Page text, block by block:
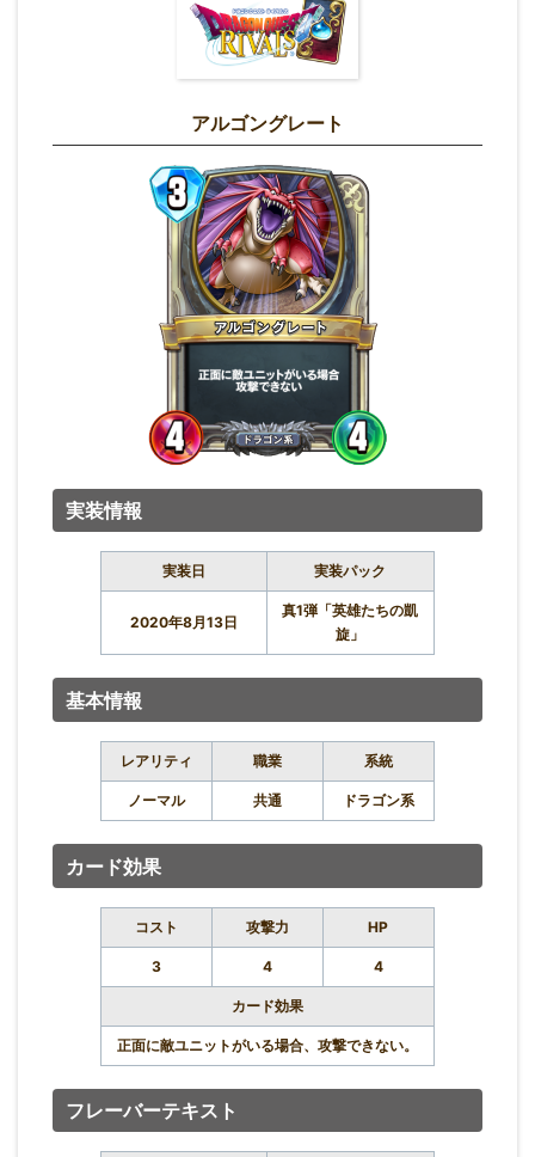
アルゴングレート
実装情報
実装日 実装パック
2020年8月13日
真1弾「英雄たちの凱
旋」
基本情報
レアリティ 職業 系統
ノーマル 共通 ドラゴン系
カード効果
コスト 攻撃力 HP
3 4 4
カード効果
正面に敵ユニットがいる場合、攻撃できない。
フレーバーテキスト